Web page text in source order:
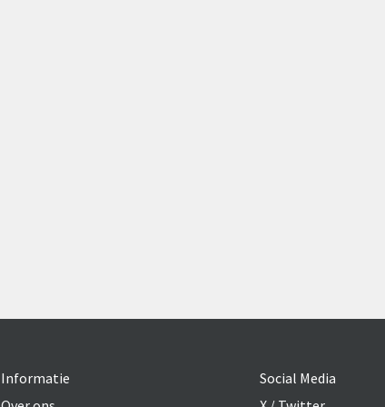
Informatie
Social Media